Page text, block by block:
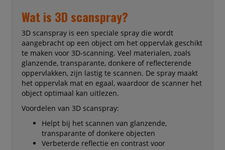
Wat is 3D scanspray?
3D scanspray is een speciale spray die wordt
aangebracht op een object om het oppervlak geschikt
te maken voor 3D-scanning. Veel materialen, zoals
glanzende, transparante, donkere of reflecterende
oppervlakken, zijn lastig te scannen. De spray maakt
het oppervlak mat en egaal, waardoor de scanner het
object optimaal kan uitlezen.
Voordelen van 3D scanspray:
Helpt bij het scannen van glanzende,
transparante of donkere objecten
Verbeterde reflectie en contrast voor